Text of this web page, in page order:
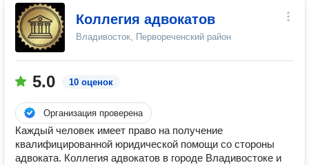
Коллегия адвокатов
Владивосток, Первореченский район
5.0 10 оценок
Организация проверена
Каждый человек имеет право на получение
квалифицированной юридической помощи со стороны
адвоката. Коллегия адвокатов в городе Владивостоке и